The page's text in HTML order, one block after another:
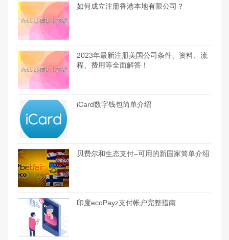
如何成立注册香港本地有限公司？
2023年最新注册美国公司条件、资料、流
程、费用等全面解答！
iCard数字钱包简单介绍
贝费尔和生态支付–可用的新国家简单介绍
印度ecoPayz支付帐户完整指南